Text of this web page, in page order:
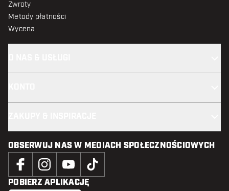
Zwroty
Metody płatności
Wycena
OBSERWUJ NAS W MEDIACH SPOŁECZNOŚCIOWYCH
POBIERZ APLIKACJĘ